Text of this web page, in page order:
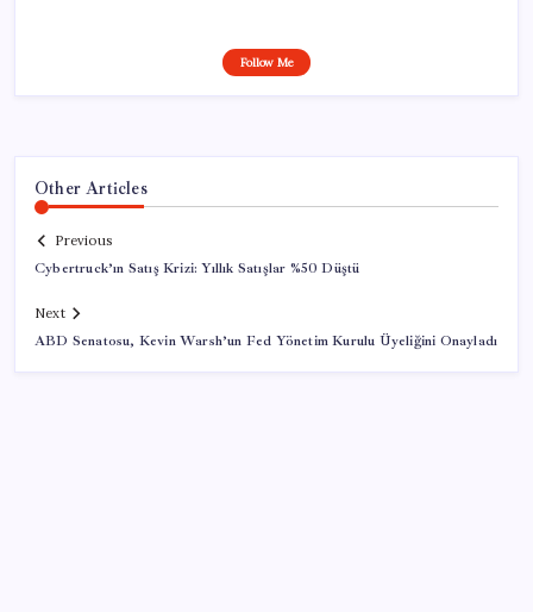
Follow Me
Other Articles
Previous
Cybertruck’ın Satış Krizi: Yıllık Satışlar %50 Düştü
Next
ABD Senatosu, Kevin Warsh’un Fed Yönetim Kurulu Üyeliğini Onayladı